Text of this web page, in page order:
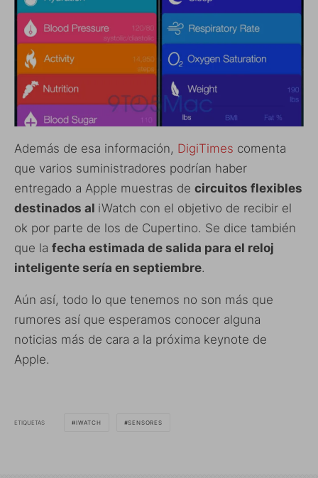
Además de esa información, DigiTimes comenta
que varios suministradores podrían haber
entregado a Apple muestras de circuitos flexibles
destinados al iWatch con el objetivo de recibir el
ok por parte de los de Cupertino. Se dice también
que la fecha estimada de salida para el reloj
inteligente sería en septiembre.
Aún así, todo lo que tenemos no son más que
rumores así que esperamos conocer alguna
noticias más de cara a la próxima keynote de
Apple.
ETIQUETAS IWATCH SENSORES